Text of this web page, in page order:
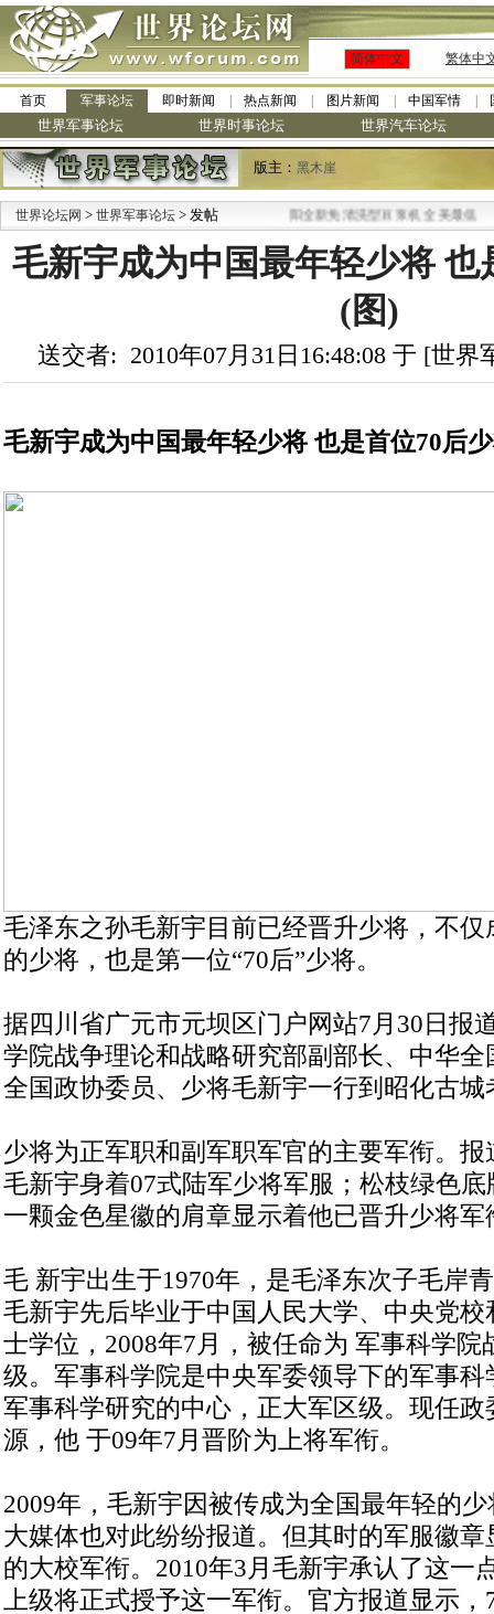
简体中文 繁体中
首页 军事论坛 即时新闻 热点新闻 图片新闻 中国军情
世界军事论坛 世界时事论坛 世界汽车论坛
版主： 黑木崖
世界论坛网 > 世界军事论坛 > 发帖 九阳全新免清洗型豆浆机 全美最低
毛新宇成为中国最年轻少将 也
(图)
送交者: 2010年07月31日16:48:08 于 [世
毛新宇成为中国最年轻少将 也是首位70后
毛泽东之孙毛新宇目前已经晋升少将，不
的少将，也是第一位“70后”少将。
据四川省广元市元坝区门户网站7月30日报
学院战争理论和战略研究部副部长、中华
全国政协委员、少将毛新宇一行到昭化古城
少将为正军职和副军职军官的主要军衔。
毛新宇身着07式陆军少将军服；松枝绿色
一颗金色星徽的肩章显示着他已晋升少将军
毛 新宇出生于1970年，是毛泽东次子毛岸
毛新宇先后毕业于中国人民大学、中央党
士学位，2008年7月，被任命为 军事科学院
级。军事科学院是中央军委领导下的军事
军事科学研究的中心，正大军区级。现任
源，他 于09年7月晋阶为上将军衔。
2009年，毛新宇因被传成为全国最年轻的
大媒体也对此纷纷报道。但其时的军服徽
的大校军衔。2010年3月毛新宇承认了这一
上级将正式授予这一军衔。官方报道显示